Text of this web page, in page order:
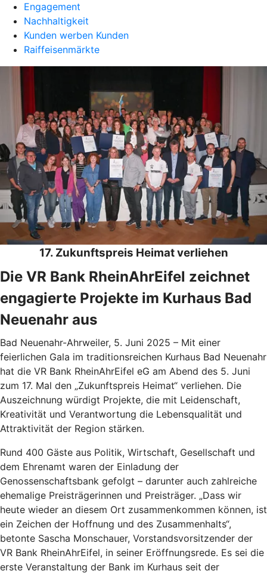
Engagement
Nachhaltigkeit
Kunden werben Kunden
Raiffeisenmärkte
17. Zukunftspreis Heimat verliehen
Die VR Bank RheinAhrEifel zeichnet
engagierte Projekte im Kurhaus Bad
Neuenahr aus
Bad Neuenahr-Ahrweiler, 5. Juni 2025 – Mit einer
feierlichen Gala im traditionsreichen Kurhaus Bad Neuenahr
hat die VR Bank RheinAhrEifel eG am Abend des 5. Juni
zum 17. Mal den „Zukunftspreis Heimat“ verliehen. Die
Auszeichnung würdigt Projekte, die mit Leidenschaft,
Kreativität und Verantwortung die Lebensqualität und
Attraktivität der Region stärken.
Rund 400 Gäste aus Politik, Wirtschaft, Gesellschaft und
dem Ehrenamt waren der Einladung der
Genossenschaftsbank gefolgt – darunter auch zahlreiche
ehemalige Preisträgerinnen und Preisträger. „Dass wir
heute wieder an diesem Ort zusammenkommen können, ist
ein Zeichen der Hoffnung und des Zusammenhalts“,
betonte Sascha Monschauer, Vorstandsvorsitzender der
VR Bank RheinAhrEifel, in seiner Eröffnungsrede. Es sei die
erste Veranstaltung der Bank im Kurhaus seit der